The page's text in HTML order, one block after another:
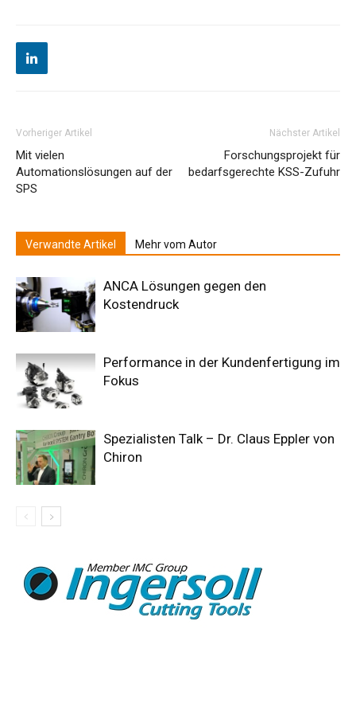
Vorheriger Artikel
Mit vielen
Automationslösungen auf der
SPS
Nächster Artikel
Forschungsprojekt für
bedarfsgerechte KSS-Zufuhr
Verwandte Artikel Mehr vom Autor
ANCA Lösungen gegen den
Kostendruck
Performance in der Kundenfertigung im
Fokus
Spezialisten Talk – Dr. Claus Eppler von
Chiron